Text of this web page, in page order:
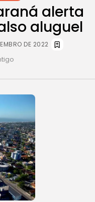
alerta
aluguel
DE 2022